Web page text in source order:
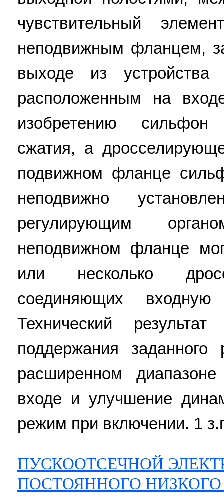
чувствительный
неподвижным фланцем,
выходе из
расположенным на
изобретению
сжатия, а
подвижном фланце
неподвижно
регулирующим
неподвижном фланце
или несколько
соединяющих
Технический
поддержания
расширенном
входе и улучшение
режим при включении. 1
ПУСКООТСЕЧНОЙ
ПОСТОЯННОГО